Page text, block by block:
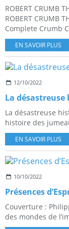
ROBERT CRUMB
ROBERT CRUMB
Complete Crumb
EN SAVOIR PLUS
12/10/2022
La
La désastreuse
histoire des
EN SAVOIR PLUS
10/10/2022
Présences
Couverture :
des mondes de